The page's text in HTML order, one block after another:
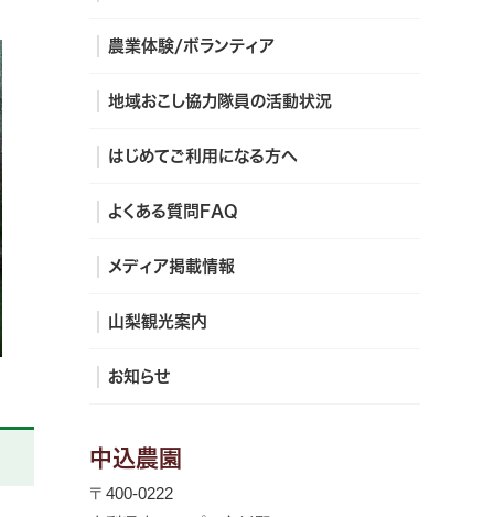
農業体験/ボランティア
地域おこし協力隊員の活動状況
はじめてご利用になる方へ
よくある質問FAQ
メディア掲載情報
山梨観光案内
お知らせ
中込農園
〒400-0222